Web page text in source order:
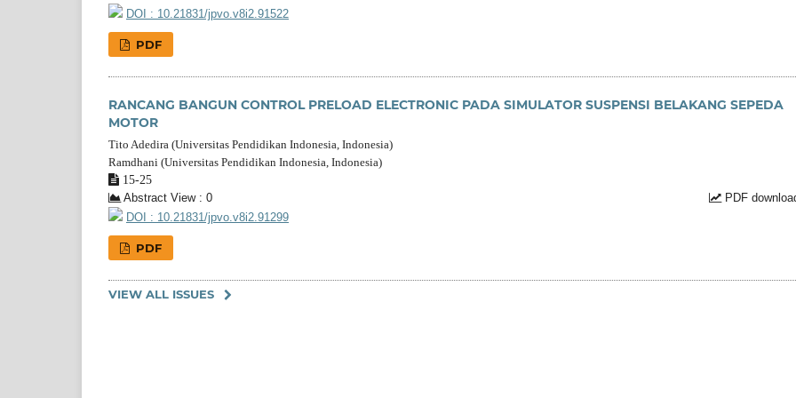
DOI : 10.21831/jpvo.v8i2.91522
PDF
RANCANG BANGUN CONTROL PRELOAD ELECTRONIC PADA SIMULATOR SUSPENSI BELAKANG SEPEDA
MOTOR
Tito Adedira (Universitas Pendidikan Indonesia, Indonesia)
Ramdhani (Universitas Pendidikan Indonesia, Indonesia)
15-25
Abstract View : 0
PDF
DOI : 10.21831/jpvo.v8i2.91299
PDF
VIEW ALL ISSUES